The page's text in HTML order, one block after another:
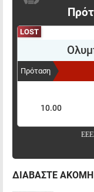
LOST
Πρόταση
10.00
ΔΙΑΒΑΣΤΕ ΑΚΟΜΗ